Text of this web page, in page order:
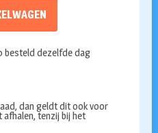
besteld dezelfde dag
dan geldt dit ook voor
afhalen, tenzij bij het